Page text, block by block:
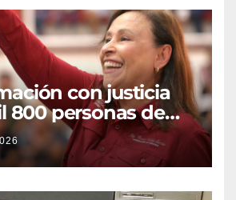
con justicia
800 personas de
reciben
Palabra: Rocío